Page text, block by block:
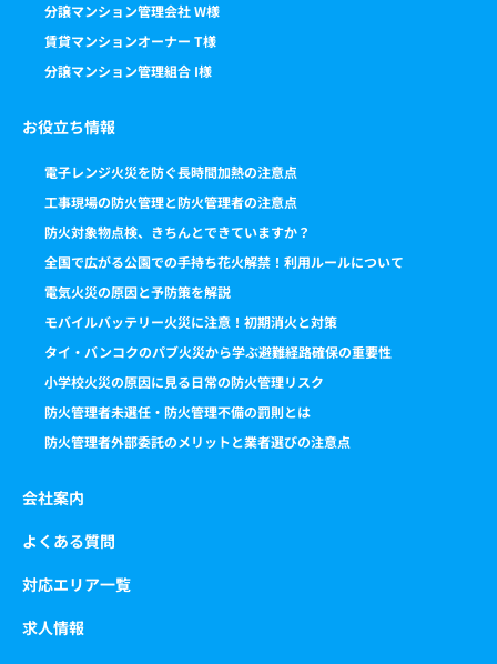
分譲マンション管理会社 W様
賃貸マンションオーナー T様
分譲マンション管理組合 I様
お役立ち情報
電子レンジ火災を防ぐ長時間加熱の注意点
工事現場の防火管理と防火管理者の注意点
防火対象物点検、きちんとできていますか？
全国で広がる公園での手持ち花火解禁！利用ルールについて
電気火災の原因と予防策を解説
モバイルバッテリー火災に注意！初期消火と対策
タイ・バンコクのパブ火災から学ぶ避難経路確保の重要性
小学校火災の原因に見る日常の防火管理リスク
防火管理者未選任・防火管理不備の罰則とは
防火管理者外部委託のメリットと業者選びの注意点
会社案内
よくある質問
対応エリア一覧
求人情報